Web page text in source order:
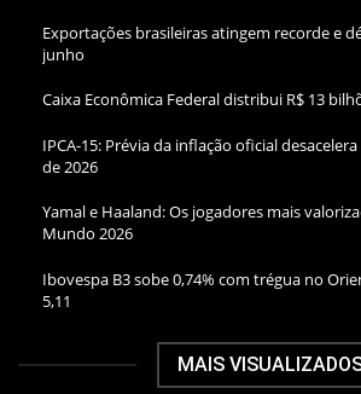
Exportações brasileiras atingem recorde e
junho
Caixa Econômica Federal distribui R$ 13
IPCA-15: Prévia da inflação oficial
de 2026
Yamal e Haaland: Os jogadores mais
Mundo 2026
Ibovespa B3 sobe 0,74% com trégua no
5,11
MAIS